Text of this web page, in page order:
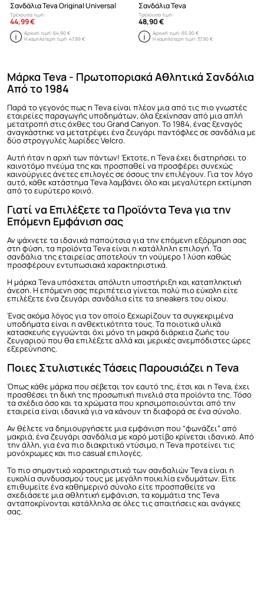
Σανδάλια Teva Original Universal
Τρέχουσα τιμή:
44,99 €
Αρχική τιμή:64,90 €
Η χαμηλότερη τιμή:47,99 €
Σανδάλια Teva
Τρέχουσα τιμή:
48,90 €
Αρχική τιμή:65,90 €
Η χαμηλότερη τιμή:37,90 €
Μάρκα Teva - Πρωτοποριακά Αθλητικά Σανδάλια
Από το 1984
Παρά το γεγονός πως η Teva είναι πλέον μια από τις πιο γνωστές
εταιρείες παραγωγής υποδημάτων, όλα ξεκίνησαν από μια απλή
μετατροπή στις όχθες του Grand Canyon. Το 1984, ένας ξεναγός
αναγκάστηκε να μετατρέψει ένα ζευγάρι παντόφλες σε σανδάλια με
δύο στρογγυλές λωρίδες Velcro.
Αυτή ήταν η αρχή των πάντων! Έκτοτε, η Teva έχει διατηρήσει το
καινοτόμο πνεύμα της και προσπαθεί να προσφέρει συνεχώς
καινούργιες άνετες επιλογές σε όσους την επιλέγουν. Για τον λόγο
αυτό, κάθε κατάστημα Teva λαμβάνει όλο και μεγαλύτερη εκτίμηση
από το ευρύτερο κοινό.
Γιατί να Επιλέξετε τα Προϊόντα Teva για την
Επόμενη Εμφάνιση σας
Αν ψάχνετε τα ιδανικά παπούτσια για την επόμενη εξόρμηση σας
στη φύση, τα προϊόντα Teva είναι η κατάλληλη επιλογή. Τα
σανδάλια της εταιρείας αποτελούν τη νούμερο 1 λύση καθώς
προσφέρουν εντυπωσιακά χαρακτηριστικά.
Η μάρκα Teva υπόσχεται απόλυτη υποστήριξη και καταπληκτική
άνεση. Η επόμενη σας περιπέτεια γίνεται πολύ πιο εύκολη είτε
επιλέξετε ένα ζευγάρι σανδάλια είτε τα sneakers του οίκου.
Ένας ακόμα λόγος για τον οποίο ξεχωρίζουν τα συγκεκριμένα
υποδήματα είναι η ανθεκτικότητα τους. Τα ποιοτικά υλικά
κατασκευής εγγυώνται όχι μόνο τη μακρά διάρκεια ζωής του
ζευγαριού που θα επιλέξετε αλλά και μερικές ανεμπόδιστες ώρες
εξερεύνησης.
Ποιες Στυλιστικές Τάσεις Παρουσιάζει η Teva
Όπως κάθε μάρκα που σέβεται τον εαυτό της, έτσι και η Teva, έχει
προσθέσει τη δική της προσωπική πινελιά στα προϊόντα της. Τόσο
τα σχέδια όσο και τα χρώματα που χρησιμοποιούνται από την
εταιρεία είναι ιδανικά για να κάνουν τη διαφορά σε ένα σύνολο.
Αν θέλετε να δημιουργήσετε μια εμφάνιση που “φωνάζει” από
μακριά, ένα ζευγάρι σανδάλια με καρό μοτίβο κρίνεται ιδανικό. Από
την άλλη, για ένα πιο διακριτικό ντύσιμο, η Teva προτείνει τις
μονόχρωμες και πιο casual επιλογές.
Το πιο σημαντικό χαρακτηριστικό των σανδαλιών Teva είναι η
ευκολία συνδυασμού τους με μεγάλη ποικιλία ενδυμάτων. Είτε
επιθυμείτε ένα καθημερινό σύνολο είτε προσπαθείτε να
σχεδιάσετε μια αθλητική εμφάνιση, τα κομμάτια της Teva
ανταποκρίνονται κατάλληλα σε όλες τις απαιτήσεις και ανάγκες
σας.